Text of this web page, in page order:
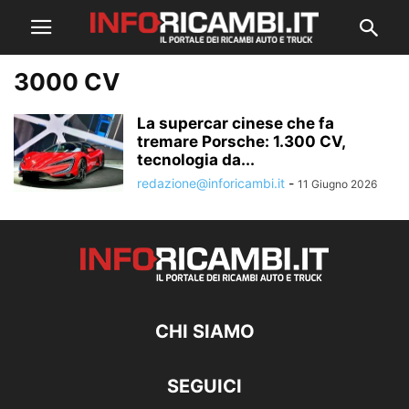
3000 CV
La supercar cinese che fa
tremare Porsche: 1.300 CV,
tecnologia da...
redazione@inforicambi.it - 11 Giugno 2026
CHI SIAMO
SEGUICI